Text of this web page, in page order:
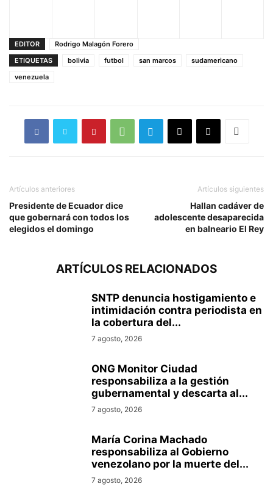
EDITOR
Rodrigo Malagón Forero
ETIQUETAS
bolivia futbol san marcos
sudamericano
venezuela
Artículos anteriores
Presidente de Ecuador dice
que gobernará con todos los
elegidos el domingo
Artículos siguientes
Hallan cadáver de
adolescente desaparecida
en balneario El Rey
ARTÍCULOS RELACIONADOS
SNTP denuncia hostigamiento e
intimidación contra periodista en
la cobertura del...
7 agosto, 2026
ONG Monitor Ciudad
responsabiliza a la gestión
gubernamental y descarta al...
7 agosto, 2026
María Corina Machado
responsabiliza al Gobierno
venezolano por la muerte del...
7 agosto, 2026